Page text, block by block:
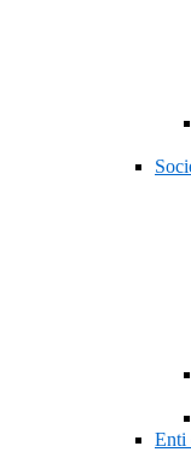
Enti